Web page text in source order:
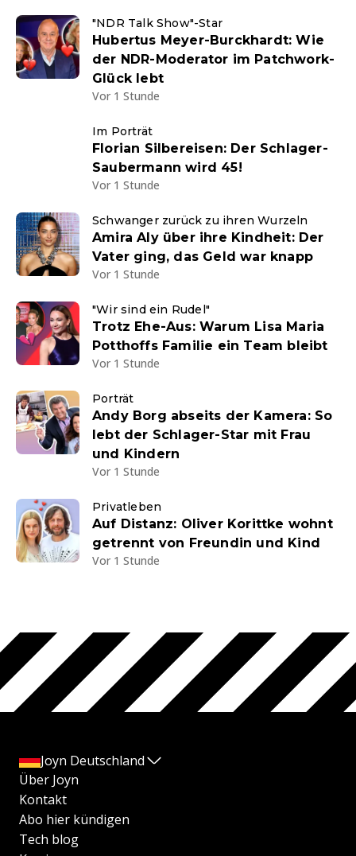
"NDR Talk Show"-Star
Hubertus Meyer-Burckhardt: Wie
der NDR-Moderator im Patchwork-
Glück lebt
Vor 1 Stunde
Im Porträt
Florian Silbereisen: Der Schlager-
Saubermann wird 45!
Vor 1 Stunde
Schwanger zurück zu ihren Wurzeln
Amira Aly über ihre Kindheit: Der
Vater ging, das Geld war knapp
Vor 1 Stunde
"Wir sind ein Rudel"
Trotz Ehe-Aus: Warum Lisa Maria
Potthoffs Familie ein Team bleibt
Vor 1 Stunde
Porträt
Andy Borg abseits der Kamera: So
lebt der Schlager-Star mit Frau
und Kindern
Vor 1 Stunde
Privatleben
Auf Distanz: Oliver Korittke wohnt
getrennt von Freundin und Kind
Vor 1 Stunde
Joyn Deutschland
Über Joyn
Kontakt
Abo hier kündigen
Tech blog